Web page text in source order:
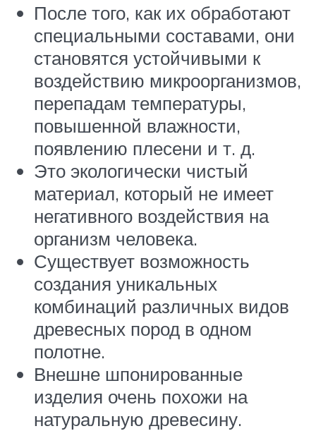
После того, как их обработают
специальными составами, они
становятся устойчивыми к
воздействию микроорганизмов,
перепадам температуры,
повышенной влажности,
появлению плесени и т. д.
Это экологически чистый
материал, который не имеет
негативного воздействия на
организм человека.
Существует возможность
создания уникальных
комбинаций различных видов
древесных пород в одном
полотне.
Внешне шпонированные
изделия очень похожи на
натуральную древесину.